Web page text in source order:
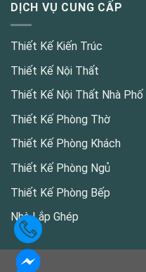
DỊCH VỤ CUNG CẤP
Thiết Kế Kiến Trúc
Thiết Kế Nội Thất
Thiết Kế Nội Thất Nhà Phố
Thiết Kế Phòng Thờ
Thiết Kế Phòng Khách
Thiết Kế Phòng Ngủ
Thiết Kế Phòng Bếp
Nhà Lắp Ghép